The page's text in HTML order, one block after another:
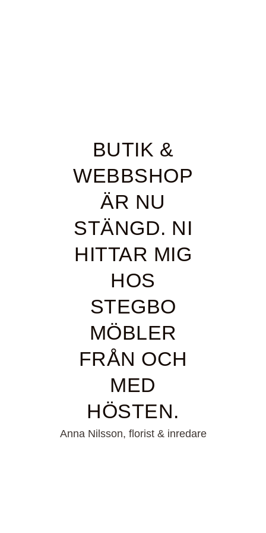
BUTIK &
WEBBSHOP
ÄR NU
STÄNGD. NI
HITTAR MIG
HOS
STEGBO
MÖBLER
FRÅN OCH
MED
HÖSTEN.
Anna Nilsson, florist & inredare